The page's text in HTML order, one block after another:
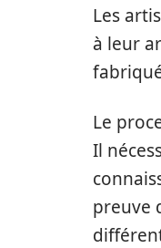
Les
à leur
Le
Il
preuve